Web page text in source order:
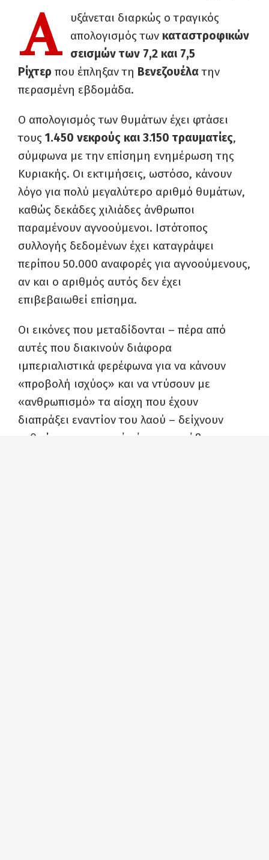
Α
υξάνεται διαρκώς ο τραγικός
απολογισμός των καταστροφικών
σεισμών των 7,2 και 7,5
Ρίχτερ που έπληξαν τη Βενεζουέλατην
περασμένη εβδομάδα.
Ο απολογισμός των θυμάτων έχει φτάσει
τους 1.450 νεκρούς και 3.150 τραυματίες,
σύμφωνα με την επίσημη ενημέρωση της
Κυριακής. Οι εκτιμήσεις, ωστόσο, κάνουν
λόγο για πολύ μεγαλύτερο αριθμό θυμάτων,
καθώς δεκάδες χιλιάδες άνθρωποι
παραμένουν αγνοούμενοι. Ιστότοπος
συλλογής δεδομένων έχει καταγράψει
περίπου 50.000 αναφορές για αγνοούμενους,
αν και ο αριθμός αυτός δεν έχει
επιβεβαιωθεί επίσημα.
Οι εικόνες που μεταδίδονται – πέρα από
αυτές που διακινούν διάφορα
ιμπεριαλιστικά φερέφωνα για να κάνουν
«προβολή ισχύος» και να ντύσουν με
«ανθρωπισμό» τα αίσχη που έχουν
διαπράξει εναντίον του λαού – δείχνουν
ανθρώπους με γυμνά χέρια να σκάβουν σε